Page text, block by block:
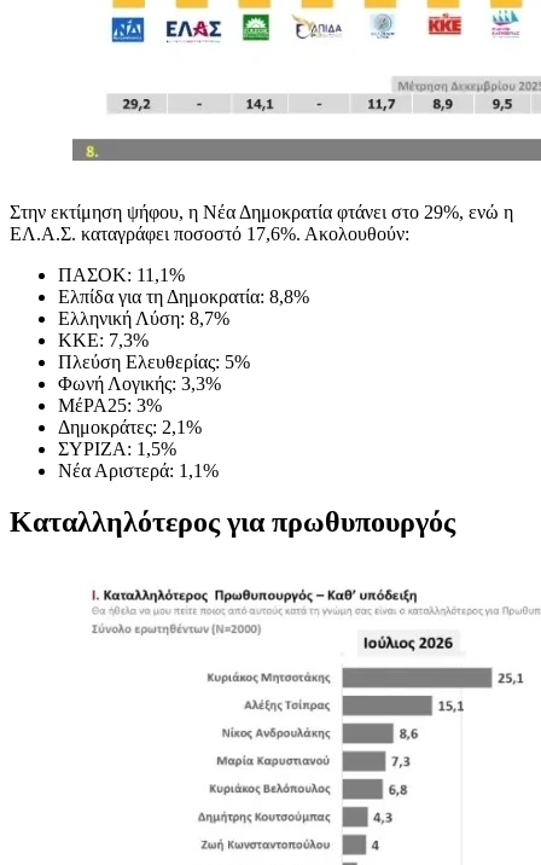
Στην εκτίμηση ψήφου, η Νέα Δημοκρατία φτάνει στο 29%, ενώ η
ΕΛ.Α.Σ. καταγράφει ποσοστό 17,6%. Ακολουθούν:
ΠΑΣΟΚ: 11,1%
Ελπίδα για τη Δημοκρατία: 8,8%
Ελληνική Λύση: 8,7%
ΚΚΕ: 7,3%
Πλεύση Ελευθερίας: 5%
Φωνή Λογικής: 3,3%
ΜέΡΑ25: 3%
Δημοκράτες: 2,1%
ΣΥΡΙΖΑ: 1,5%
Νέα Αριστερά: 1,1%
Καταλληλότερος για πρωθυπουργός